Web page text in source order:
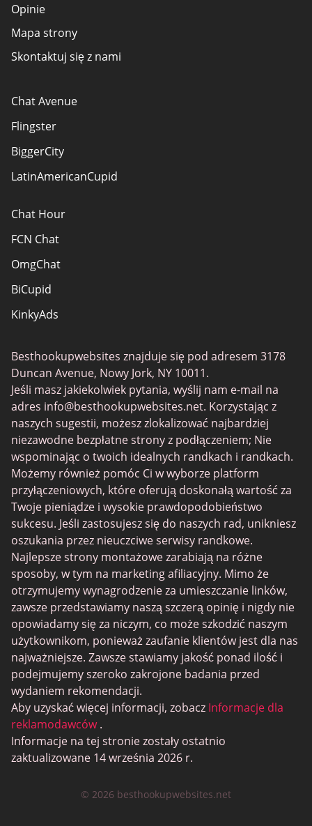
Opinie
Mapa strony
Skontaktuj się z nami
Chat Avenue
Flingster
BiggerCity
LatinAmericanCupid
Chat Hour
FCN Chat
OmgChat
BiCupid
KinkyAds
Together2Night
MyLOL
Swingtowns
Instabang
Besthookupwebsites znajduje się pod adresem 3178
Duncan Avenue, Nowy Jork, NY 10011.
Jeśli masz jakiekolwiek pytania, wyślij nam e-mail na
adres info@besthookupwebsites.net. Korzystając z
naszych sugestii, możesz zlokalizować najbardziej
niezawodne bezpłatne strony z podłączeniem; Nie
wspominając o twoich idealnych randkach i randkach.
Możemy również pomóc Ci w wyborze platform
przyłączeniowych, które oferują doskonałą wartość za
Twoje pieniądze i wysokie prawdopodobieństwo
sukcesu. Jeśli zastosujesz się do naszych rad, unikniesz
oszukania przez nieuczciwe serwisy randkowe.
Najlepsze strony montażowe zarabiają na różne
sposoby, w tym na marketing afiliacyjny. Mimo że
otrzymujemy wynagrodzenie za umieszczanie linków,
zawsze przedstawiamy naszą szczerą opinię i nigdy nie
opowiadamy się za niczym, co może szkodzić naszym
użytkownikom, ponieważ zaufanie klientów jest dla nas
najważniejsze. Zawsze stawiamy jakość ponad ilość i
podejmujemy szeroko zakrojone badania przed
wydaniem rekomendacji.
Aby uzyskać więcej informacji, zobacz Informacje dla
reklamodawców.
Informacje na tej stronie zostały ostatnio
zaktualizowane 14 września 2026 r.
© 2026 besthookupwebsites.net